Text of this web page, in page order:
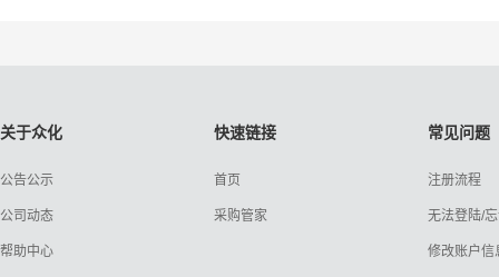
关于众化
公告公示
公司动态
帮助中心
快速链接
首页
采购管家
常见问题
注册流程
无法登陆/
修改账户信